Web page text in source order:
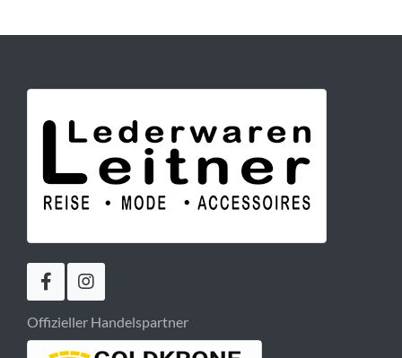
Offizieller Handelspartner